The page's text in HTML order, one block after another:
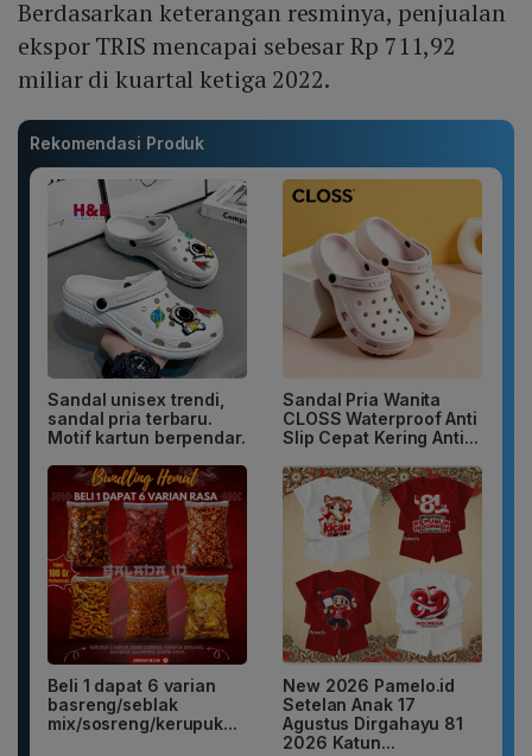
Berdasarkan keterangan resminya, penjualan
ekspor TRIS mencapai sebesar Rp 711,92
miliar di kuartal ketiga 2022.
Rekomendasi Produk
Sandal unisex trendi,
sandal pria terbaru.
Motif kartun berpendar.
Sandal Pria Wanita
CLOSS Waterproof Anti
Slip Cepat Kering Anti...
Beli 1 dapat 6 varian
basreng/seblak
mix/sosreng/kerupuk...
New 2026 Pamelo.id
Setelan Anak 17
Agustus Dirgahayu 81
2026 Katun...